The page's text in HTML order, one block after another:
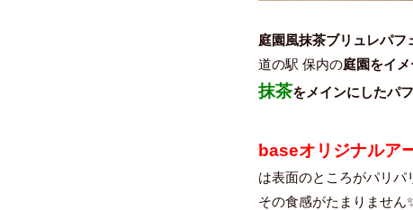
庭園風抹茶ブリュレパフ
道の駅 保内の庭園をイメ
抹茶をメインにしたパ
baseオリジナルア
は表面のところがパリパ
その食感がたまりません